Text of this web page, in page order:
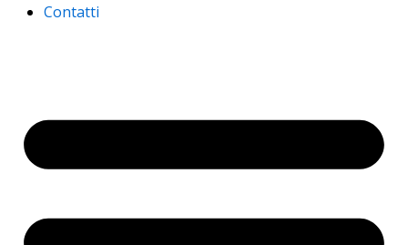
Contatti